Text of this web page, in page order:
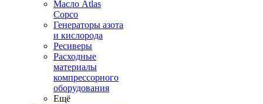
Масло Atlas
Copco
Генераторы азота
и кислорода
Ресиверы
Расходные
материалы
компрессорного
оборудования
Ещё